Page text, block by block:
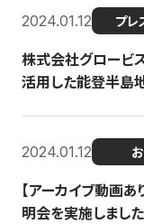
2024.01.12 プレ
株式会社グロービ
活用した能登半島
2024.01.12
【アーカイブ動画
明会を実施しました